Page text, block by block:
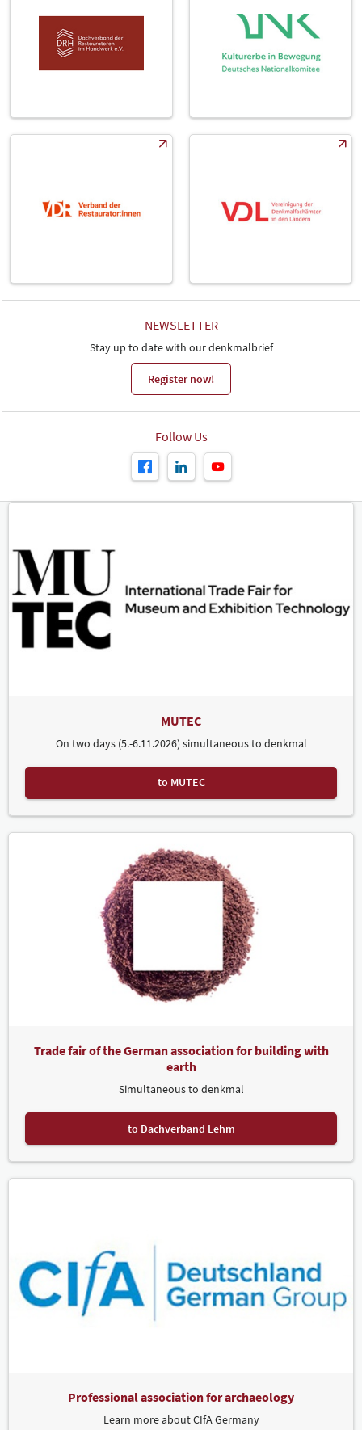
NEWSLETTER
Stay up to date with our denkmalbrief
Register now!
Follow Us
MUTEC
On two days (5.-6.11.2026) simultaneous to denkmal
to MUTEC
Trade fair of the German association for building with
earth
Simultaneous to denkmal
to Dachverband Lehm
Professional association for archaeology
Learn more about CIfA Germany